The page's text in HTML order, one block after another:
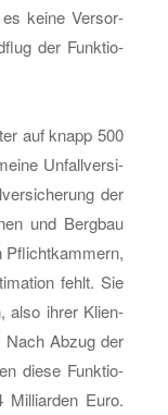
keine Ver­sor­
der Funk­tio­
auf knapp 500
Un­fall­ver­si­
der
und Berg­bau
Pflicht­kam­mern,
fehlt. Sie
also ihrer Kli­en­
Nach Abzug der
diese Funk­tio­
Euro.